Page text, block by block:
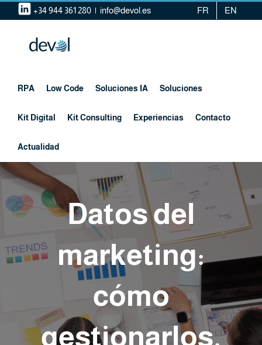
Saltar
contenido
+34 944 361 280 | info@devol.es FR EN
RPA Low Code Soluciones IA Soluciones
Kit Digital Kit Consulting Experiencias Contacto
Actualidad
Datos del
marketing:
cómo
gestionarlos.